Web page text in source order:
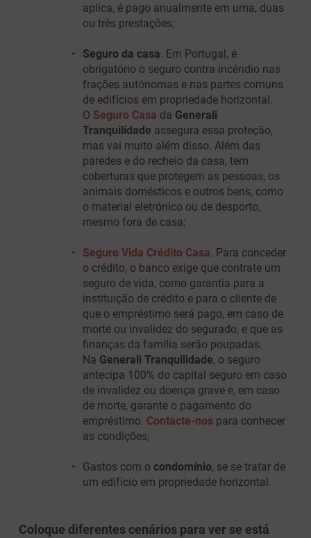
aplica, é pago anualmente em uma, duas
ou três prestações;
Seguro da casa . Em Portugal, é
obrigatório o seguro contra incêndio nas
frações autónomas e nas partes comuns
de edifícios em propriedade horizontal.
O Seguro Casa da Generali
Tranquilidade assegura essa proteção,
mas vai muito além disso. Além das
paredes e do recheio da casa, tem
coberturas que protegem as pessoas, os
animais domésticos e outros bens, como
o material eletrónico ou de desporto,
mesmo fora de casa;
Seguro Vida Crédito Casa Para conceder
o crédito, o banco exige que contrate um
seguro de vida, como garantia para a
instituição de crédito e para o cliente de
que o empréstimo será pago, em caso de
morte ou invalidez do segurado, e que as
finanças da família serão poupadas.
Na Generali Tranquilidade, o seguro
antecipa 100% do capital seguro em caso
de invalidez ou doença grave e, em caso
de morte, garante o pagamento do
empréstimo. Contacte-nos para conhecer
as condições;
Gastos com o condomínio, se se tratar de
um edifício em propriedade horizontal.
Coloque diferentes cenários para ver se está